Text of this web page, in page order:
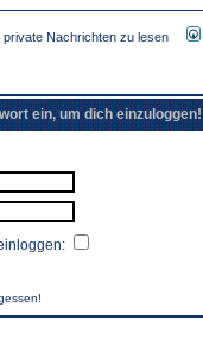
private Nachrichten zu lesen
ein, um dich einzuloggen!